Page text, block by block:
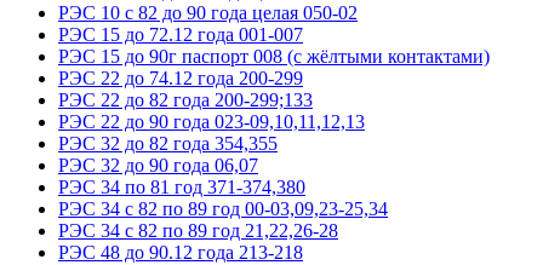
РЭС 10 с 82 до 90 года целая 050-02
РЭС 15 до 72.12 года 001-007
РЭС 15 до 90г паспорт 008 (с жёлтыми контактами)
РЭС 22 до 74.12 года 200-299
РЭС 22 до 82 года 200-299;133
РЭС 22 до 90 года 023-09,10,11,12,13
РЭС 32 до 82 года 354,355
РЭС 32 до 90 года 06,07
РЭС 34 по 81 год 371-374,380
РЭС 34 с 82 по 89 год 00-03,09,23-25,34
РЭС 34 с 82 по 89 год 21,22,26-28
РЭС 48 до 90.12 года 213-218